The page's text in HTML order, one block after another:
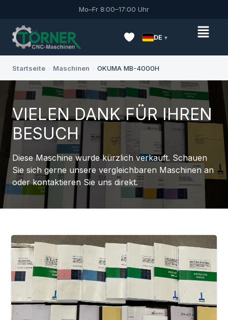
Mo–Fr 8:00–17:00 Uhr
DE
Startseite Maschinen OKUMA MB-4000H
VIELEN DANK FÜR IHREN
BESUCH
Diese Maschine wurde kürzlich verkauft. Schauen
Sie sich gerne unsere vergleichbaren Maschinen an
oder kontaktieren Sie uns direkt.